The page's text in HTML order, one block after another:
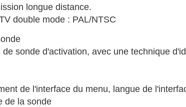
longue distance.
double mode : PAL/NTSC
de sonde d'activation, avec une technique
de l'interface du menu, langue de
de la sonde